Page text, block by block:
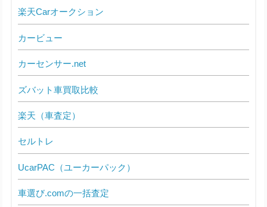
楽天Carオークション
カービュー
カーセンサー.net
ズバット車買取比較
楽天（車査定）
セルトレ
UcarPAC（ユーカーパック）
車選び.comの一括査定